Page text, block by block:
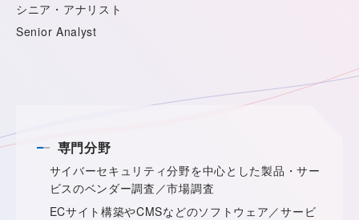
シニア・アナリスト
Senior Analyst
専門分野
サイバーセキュリティ分野を中心とした製品・サー
ビスのベンダー調査／市場調査
ECサイト構築やCMSなどのソフトウェア／サービ